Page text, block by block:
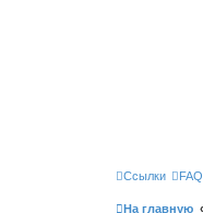
Ссылки FAQ
На главную